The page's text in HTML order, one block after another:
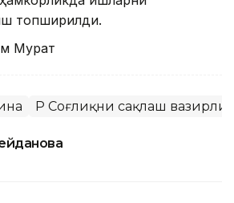
топширилди.
Мурат
ҚР Соғлиқни сақлаш